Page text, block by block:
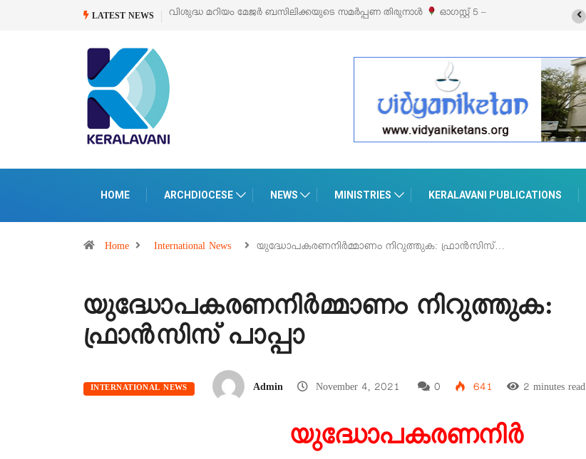
LATEST NEWS വിശുദ്ധ മറിയം മേജർ ബസിലിക്കയുടെ സമർപ്പണ തിരുനാൾ ഓഗസ്റ്റ് 5 –
HOME ARCHDIOCESE NEWS MINISTRIES KERALAVANI PUBLICATIONS
Home International News യുദ്ധോപകരണനിർമ്മാണം നിറുത്തുക: ഫ്രാൻസിസ്…
യുദ്ധോപകരണനിർമ്മാണം നിറുത്തുക:
ഫ്രാൻസിസ് പാപ്പാ
INTERNATIONAL NEWS Admin November 4, 2021 0 641 2 minutes read
യുദ്ധോപകരണനിർ